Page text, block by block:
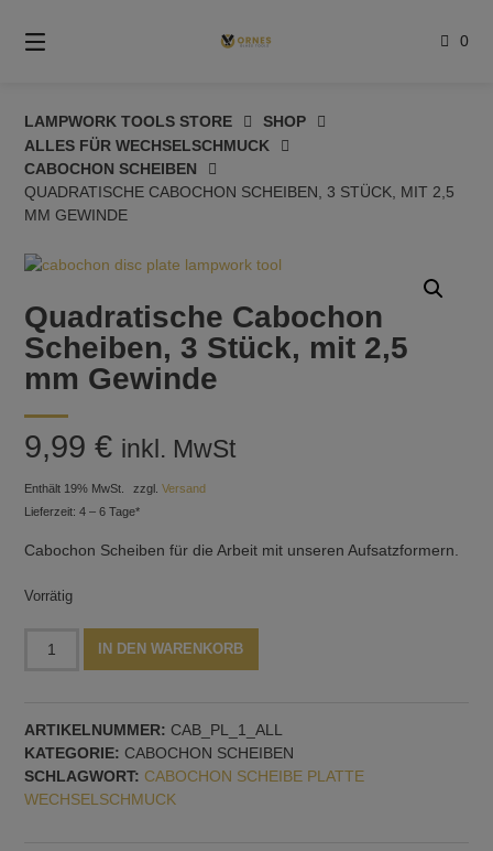
zum
Inhalt
0
LAMPWORK TOOLS STORE
SHOP
ALLES FÜR WECHSELSCHMUCK
CABOCHON SCHEIBEN
QUADRATISCHE CABOCHON SCHEIBEN, 3 STÜCK, MIT 2,5
MM GEWINDE
Quadratische Cabochon
Scheiben, 3 Stück, mit 2,5
mm Gewinde
9,99€ inkl. MwSt
Enthält 19% MwSt. zzgl.Versand
Lieferzeit: 4 – 6 Tage*
Cabochon Scheiben für die Arbeit mit unseren Aufsatzformern.
Vorrätig
Stück,
mit
2,5
mm
IN DEN WARENKORB
ARTIKELNUMMER: CAB_PL_1_ALL
KATEGORIE: CABOCHON SCHEIBEN
SCHLAGWORT: CABOCHON SCHEIBE PLATTE
WECHSELSCHMUCK